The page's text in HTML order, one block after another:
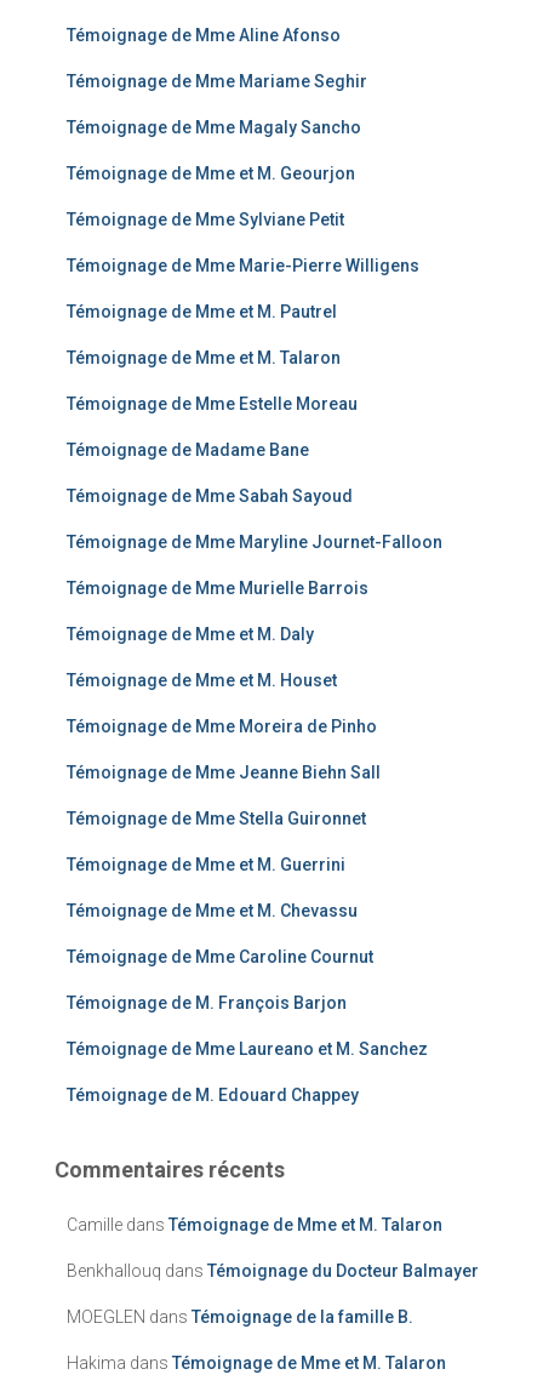
Témoignage de Mme Aline Afonso
Témoignage de Mme Mariame Seghir
Témoignage de Mme Magaly Sancho
Témoignage de Mme et M. Geourjon
Témoignage de Mme Sylviane Petit
Témoignage de Mme Marie-Pierre Willigens
Témoignage de Mme et M. Pautrel
Témoignage de Mme et M. Talaron
Témoignage de Mme Estelle Moreau
Témoignage de Madame Bane
Témoignage de Mme Sabah Sayoud
Témoignage de Mme Maryline Journet-Falloon
Témoignage de Mme Murielle Barrois
Témoignage de Mme et M. Daly
Témoignage de Mme et M. Houset
Témoignage de Mme Moreira de Pinho
Témoignage de Mme Jeanne Biehn Sall
Témoignage de Mme Stella Guironnet
Témoignage de Mme et M. Guerrini
Témoignage de Mme et M. Chevassu
Témoignage de Mme Caroline Cournut
Témoignage de M. François Barjon
Témoignage de Mme Laureano et M. Sanchez
Témoignage de M. Edouard Chappey
Commentaires récents
Camille dans Témoignage de Mme et M. Talaron
Benkhallouq dans Témoignage du Docteur Balmayer
MOEGLEN dans Témoignage de la famille B.
Hakima dans Témoignage de Mme et M. Talaron